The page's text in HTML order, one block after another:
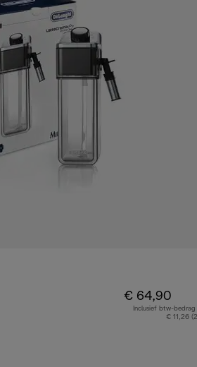
€ 64,90
Inclusief btw-bedrag
€ 11,26